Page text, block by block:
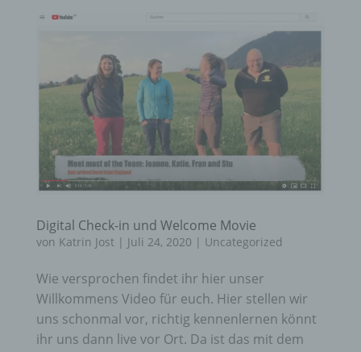
Digital Check-in und Welcome Movie
von Katrin Jost| Juli 24, 2020 | Uncategorized
Wie versprochen findet ihr hier unser
Willkommens Video für euch. Hier stellen wir
uns schonmal vor, richtig kennenlernen könnt
ihr uns dann live vor Ort. Da ist das mit dem